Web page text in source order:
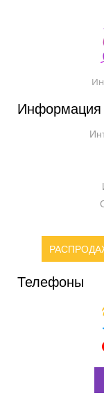
Информация
Телефоны